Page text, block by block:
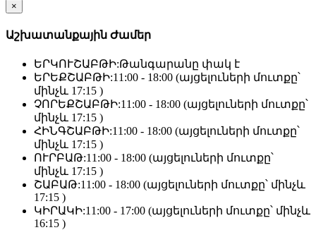
×
Աշխատանքային Ժամեր
ԵՐԿՈՒՇԱԲԹԻ:Թանգարանը փակ է
ԵՐԵՔՇԱԲԹԻ:11:00 - 18:00 (այցելուների մուտքը՝
մինչև 17:15 )
ՉՈՐԵՔՇԱԲԹԻ:11:00 - 18:00 (այցելուների մուտքը՝
մինչև 17:15 )
ՀԻՆԳՇԱԲԹԻ:11:00 - 18:00 (այցելուների մուտքը՝
մինչև 17:15 )
ՈՒՐԲԱԹ:11:00 - 18:00 (այցելուների մուտքը՝
մինչև 17:15 )
ՇԱԲԱԹ:11:00 - 18:00 (այցելուների մուտքը՝ մինչև
17:15 )
ԿԻՐԱԿԻ:11:00 - 17:00 (այցելուների մուտքը՝ մինչև
16:15 )